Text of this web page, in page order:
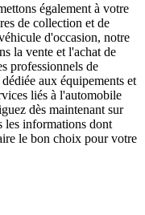
également à votre
de collection et de
d'occasion, notre
la vente et l'achat de
professionnels de
aux équipements et
liés à l'automobile
dès maintenant sur
les informations dont
le bon choix pour votre